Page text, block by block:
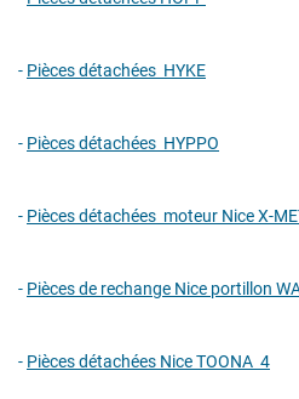
- Pièces détachées HYKE
- Pièces détachées HYPPO
- Pièces détachées moteur Nice X-
- Pièces de rechange Nice portillon
- Pièces détachées Nice TOONA 4